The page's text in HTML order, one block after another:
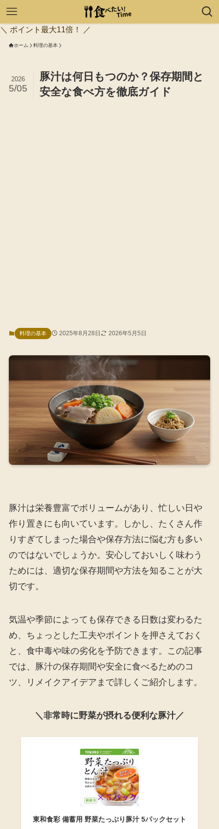
＼ ポイント最大11倍！ ／
ホーム 料理の基本
豚汁は何日もつのか？保存期間と
安全な食べ方を徹底ガイド
2026
5/05
料理の基本 2025年8月28日 2026年5月5日
豚汁は栄養豊富でボリュームがあり、忙しい日や
作り置きにも向いています。しかし、たくさん作
りすぎてしまった場合や保存方法に悩む方も多い
のではないでしょうか。安心しておいしく味わう
ためには、適切な保存期間や方法を知ることが大
切です。
気温や季節によっても保存できる日数は変わるた
め、ちょっとした工夫やポイントを押さえておく
と、食中毒や味の劣化を予防できます。この記事
では、豚汁の保存期間や安全に食べるためのコ
ツ、リメイクアイデアまで詳しくご紹介します。
＼非常時に野菜が摂れる便利な豚汁／
東和食彩 備蓄用 野菜たっぷり豚汁 5パックセット